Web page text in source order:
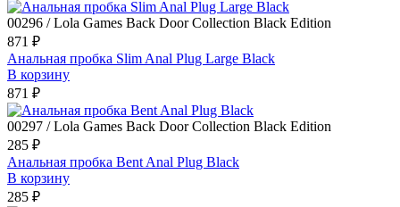
00296 / Lola Games Back Door Collection Black Edition
871 ₽
Анальная пробка Slim Anal Plug Large Black
В корзину
871 ₽
00297 / Lola Games Back Door Collection Black Edition
285 ₽
Анальная пробка Bent Anal Plug Black
В корзину
285 ₽